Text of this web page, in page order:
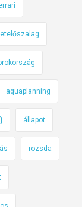
aquaplanning
állapot
rozsda